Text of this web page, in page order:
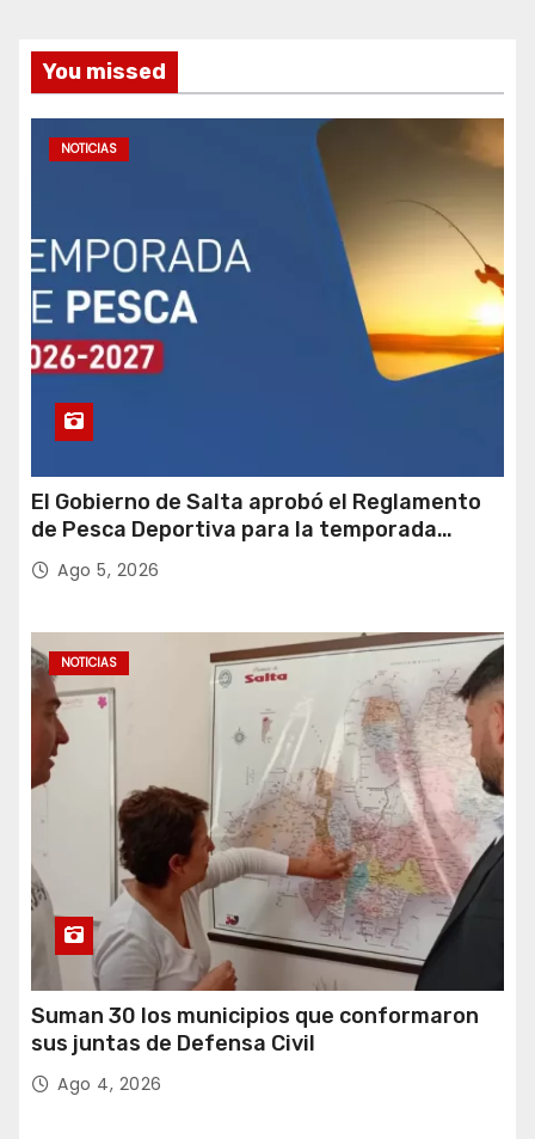
g
c
ó
d
e
e
t
a
a
s
You missed
NOTICIAS
El Gobierno de Salta aprobó el Reglamento
de Pesca Deportiva para la temporada
2026-2027
Ago 5, 2026
NOTICIAS
Suman 30 los municipios que conformaron
sus juntas de Defensa Civil
Ago 4, 2026